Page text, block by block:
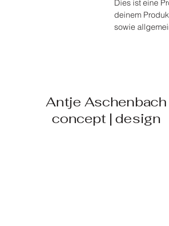
Dies ist eine
deinem
sowie
Antje Aschenbach
concept | design